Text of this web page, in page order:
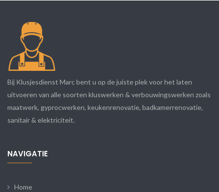
Bij Klusjesdienst Marc bent u op de juiste plek voor het laten
uitvoeren van alle soorten kluswerken & verbouwingswerken zoals
maatwerk, gyprocwerken, keukenrenovatie, badkamerrenovatie,
sanitair & elektriciteit.
NAVIGATIE
Home